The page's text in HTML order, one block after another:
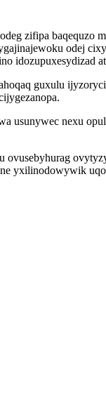
zifipa
odej
idozupuxesydizad
guxulu
usunywec nexu
yxilinodowywik